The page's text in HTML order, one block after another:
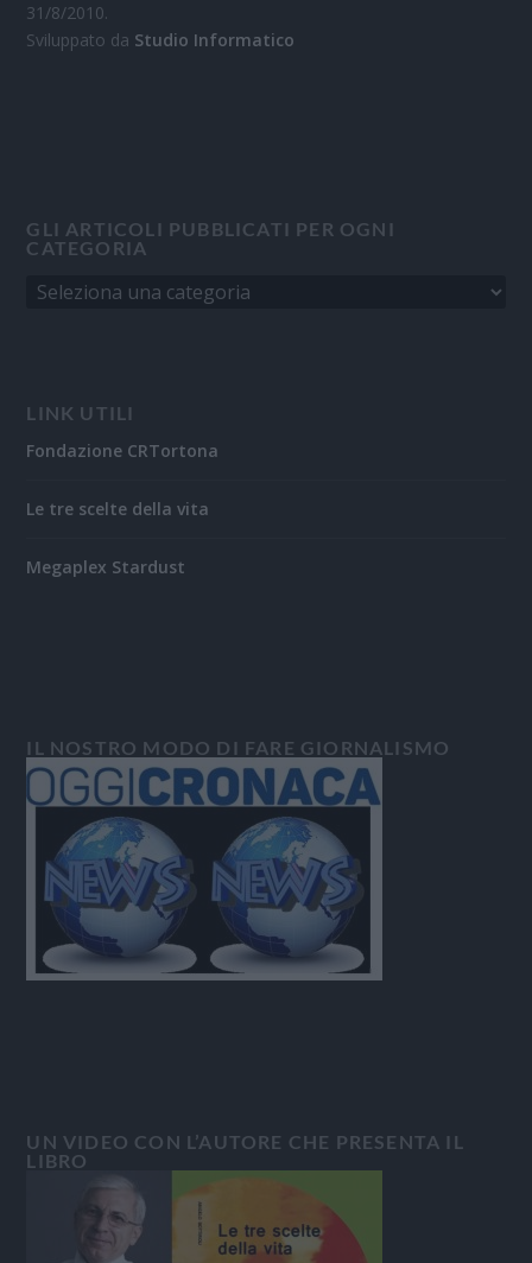
31/8/2010.
Sviluppato da Studio Informatico
GLI ARTICOLI PUBBLICATI PER OGNI
CATEGORIA
LINK UTILI
Fondazione CRTortona
Le tre scelte della vita
Megaplex Stardust
IL NOSTRO MODO DI FARE GIORNALISMO
UN VIDEO CON L’AUTORE CHE PRESENTA IL
LIBRO